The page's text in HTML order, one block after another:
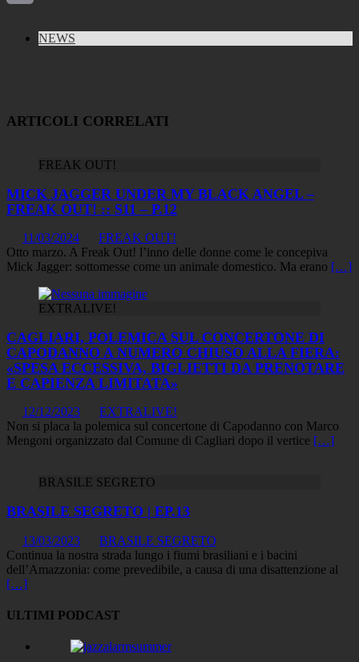
Link NEWS
ARTICOLI CORRELATI
FREAK OUT!
MICK JAGGER UNDER MY BLACK ANGEL –
FREAK OUT! :: S11 – P.12
11/03/2024
FREAK OUT!
Otto marzo. A Freak Out! l’inno delle donne come le concepiva
Mick Jagger: sottomesse come un animale domestico. Ma erano […]
EXTRALIVE!
CAGLIARI, POLEMICA SUL CONCERTONE DI
CAPODANNO A NUMERO CHIUSO ALLA FIERA:
«SPESA ECCESSIVA, BIGLIETTI DA PRENOTARE
E CAPIENZA LIMITATA»
12/12/2023
EXTRALIVE!
Non si placa la polemica sul concertone di Capodanno con Marco
Mengoni organizzato dal Comune di Cagliari dopo il vertice […]
BRASILE SEGRETO
BRASILE SEGRETO | EP.13
13/03/2023
BRASILE SEGRETO
Continua la nostra strada lungo i fiumi brasiliani e i bacini
dell’Amazzonia: come prevedibile, a causa di una disattenzione al
[…]
ULTIMI PODCAST